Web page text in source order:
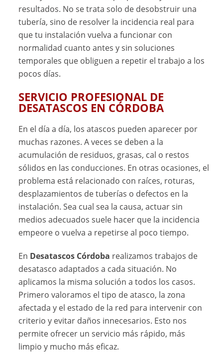
resultados. No se trata solo de desobstruir una
tubería, sino de resolver la incidencia real para
que tu instalación vuelva a funcionar con
normalidad cuanto antes y sin soluciones
temporales que obliguen a repetir el trabajo a los
pocos días.
SERVICIO PROFESIONAL DE
DESATASCOS EN CÓRDOBA
En el día a día, los atascos pueden aparecer por
muchas razones. A veces se deben a la
acumulación de residuos, grasas, cal o restos
sólidos en las conducciones. En otras ocasiones, el
problema está relacionado con raíces, roturas,
desplazamientos de tuberías o defectos en la
instalación. Sea cual sea la causa, actuar sin
medios adecuados suele hacer que la incidencia
empeore o vuelva a repetirse al poco tiempo.
En Desatascos Córdoba realizamos trabajos de
desatasco adaptados a cada situación. No
aplicamos la misma solución a todos los casos.
Primero valoramos el tipo de atasco, la zona
afectada y el estado de la red para intervenir con
criterio y evitar daños innecesarios. Esto nos
permite ofrecer un servicio más rápido, más
limpio y mucho más eficaz.